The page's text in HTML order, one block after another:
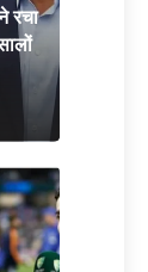
रचा